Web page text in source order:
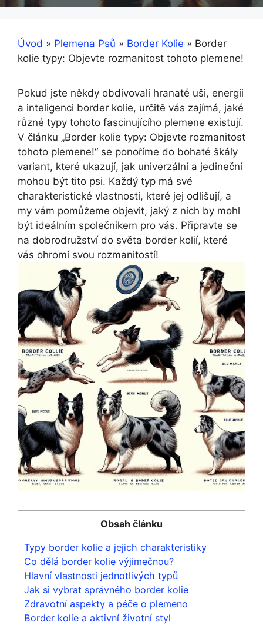
Úvod » Plemena Psů » Border Kolie » Border
kolie typy: Objevte rozmanitost tohoto plemene!
Pokud jste někdy obdivovali hranaté uši, energii
a inteligenci border kolie, určitě vás zajímá, jaké
různé typy tohoto fascinujícího plemene existují.
V článku „Border kolie typy: Objevte rozmanitost
tohoto plemene!“ se ponoříme do bohaté škály
variant, které ukazují, jak univerzální a jedineční
mohou být tito psi. Každý typ má své
charakteristické vlastnosti, které jej odlišují, a
my vám pomůžeme objevit, jaký z nich by mohl
být ideálním společníkem pro vás. Připravte se
na dobrodružství do světa border kolií, které
vás ohromí svou rozmanitostí!
Obsah článku
Typy border kolie a jejich charakteristiky
Co dělá border kolie výjimečnou?
Hlavní vlastnosti jednotlivých typů
Jak si vybrat správného border kolie
Zdravotní aspekty a péče o plemeno
Border kolie a aktivní životní styl